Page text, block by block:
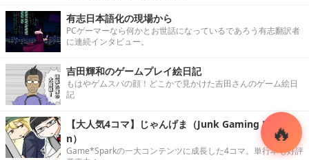
有志日本語化の現場から
PCゲーマーなら何かとお世話になっているであろう有志翻訳者
に連続インタビュー。
吉田輝和のゲームプレイ絵日記
もはやゲムスパの顔！どこかで見かけた吉田さんのゲーム絵日
記
【大人気4コマ】じゃんげま（Junk Gaming Maide
n）
Game*Sparkの一大コンテンツに成長した4コマ。単行本も好評